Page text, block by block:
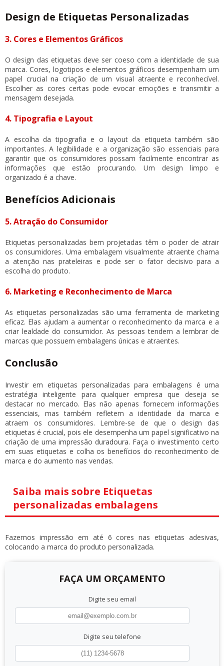
Design de Etiquetas Personalizadas
3. Cores e Elementos Gráficos
O design das etiquetas deve ser coeso com a identidade de sua
marca. Cores, logotipos e elementos gráficos desempenham um
papel crucial na criação de um visual atraente e reconhecível.
Escolher as cores certas pode evocar emoções e transmitir a
mensagem desejada.
4. Tipografia e Layout
A escolha da tipografia e o layout da etiqueta também são
importantes. A legibilidade e a organização são essenciais para
garantir que os consumidores possam facilmente encontrar as
informações que estão procurando. Um design limpo e
organizado é a chave.
Benefícios Adicionais
5. Atração do Consumidor
Etiquetas personalizadas bem projetadas têm o poder de atrair
os consumidores. Uma embalagem visualmente atraente chama
a atenção nas prateleiras e pode ser o fator decisivo para a
escolha do produto.
6. Marketing e Reconhecimento de Marca
As etiquetas personalizadas são uma ferramenta de marketing
eficaz. Elas ajudam a aumentar o reconhecimento da marca e a
criar lealdade do consumidor. As pessoas tendem a lembrar de
marcas que possuem embalagens únicas e atraentes.
Conclusão
Investir em etiquetas personalizadas para embalagens é uma
estratégia inteligente para qualquer empresa que deseja se
destacar no mercado. Elas não apenas fornecem informações
essenciais, mas também refletem a identidade da marca e
atraem os consumidores. Lembre-se de que o design das
etiquetas é crucial, pois ele desempenha um papel significativo na
criação de uma impressão duradoura. Faça o investimento certo
em suas etiquetas e colha os benefícios do reconhecimento de
marca e do aumento nas vendas.
Saiba mais sobre Etiquetas
personalizadas embalagens
Fazemos impressão em até 6 cores nas etiquetas adesivas,
colocando a marca do produto personalizada.
FAÇA UM ORÇAMENTO
Digite seu email
Digite seu telefone